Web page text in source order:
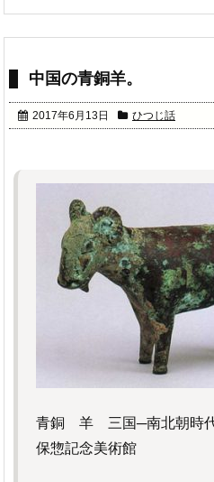
中国の青銅羊。
2017年6月13日 ひつじ話
青銅 羊 三国─南北朝時
保惣記念美術館